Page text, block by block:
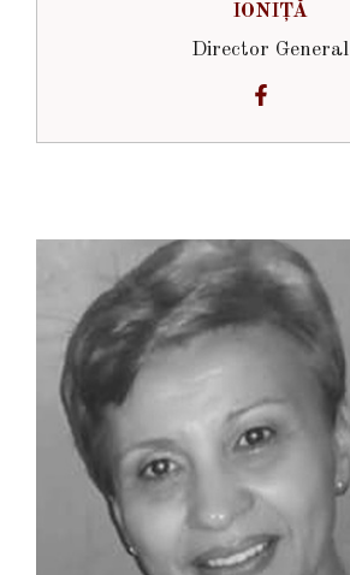
IONIȚĂ
Director General